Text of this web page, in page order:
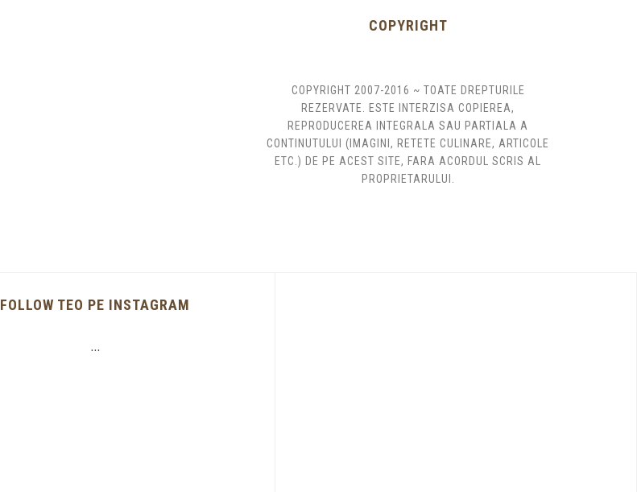
COPYRIGHT
COPYRIGHT 2007-2016 ~ TOATE DREPTURILE
REZERVATE. ESTE INTERZISA COPIEREA,
REPRODUCEREA INTEGRALA SAU PARTIALA A
CONTINUTULUI (IMAGINI, RETETE CULINARE, ARTICOLE
ETC.) DE PE ACEST SITE, FARA ACORDUL SCRIS AL
PROPRIETARULUI.
FOLLOW TEO PE INSTAGRAM
…